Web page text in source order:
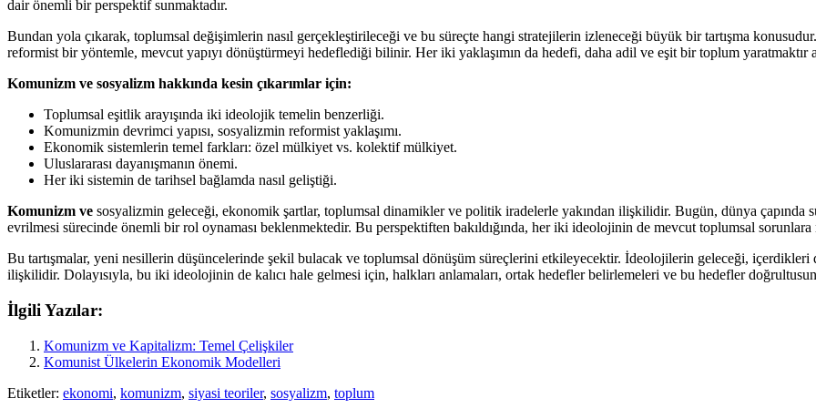
dair önemli bir perspektif sunmaktadır.
Bundan yola çıkarak, toplumsal değişimlerin nasıl gerçekleştirileceği ve bu süreçte hangi stratejilerin izleneceği büyük bir tartışma
reformist bir yöntemle, mevcut yapıyı dönüştürmeyi hedeflediği bilinir. Her iki yaklaşımın da hedefi, daha adil ve eşit bir toplum yaratmaktır
Komunizm ve sosyalizm hakkında kesin çıkarımlar için:
Toplumsal eşitlik arayışında iki ideolojik temelin benzerliği.
Komunizmin devrimci yapısı, sosyalizmin reformist yaklaşımı.
Ekonomik sistemlerin temel farkları: özel mülkiyet vs. kolektif mülkiyet.
Uluslararası dayanışmanın önemi.
Her iki sistemin de tarihsel bağlamda nasıl geliştiği.
Komunizm ve sosyalizmin geleceği, ekonomik şartlar, toplumsal dinamikler ve politik iradelerle yakından ilişkilidir. Bugün, dünya çapında
evrilmesi sürecinde önemli bir rol oynaması beklenmektedir. Bu perspektiften bakıldığında, her iki ideolojinin de mevcut toplumsal
Bu tartışmalar, yeni nesillerin düşüncelerinde şekil bulacak ve toplumsal dönüşüm süreçlerini etkileyecektir. İdeolojilerin geleceği, içerdikleri
ilişkilidir. Dolayısıyla, bu iki ideolojinin de kalıcı hale gelmesi için, halkları anlamaları, ortak hedefler belirlemeleri ve bu hedefler
İlgili Yazılar:
Komunizm ve Kapitalizm: Temel Çelişkiler
Komunist Ülkelerin Ekonomik Modelleri
Etiketler: ekonomi, komunizm, siyasi teoriler, sosyalizm, toplum